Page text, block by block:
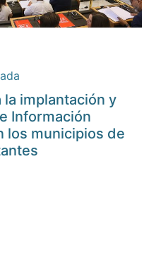
la implantación y
Información
los municipios de